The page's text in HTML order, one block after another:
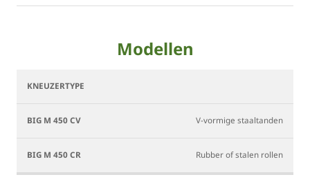
Modellen
BiG
450
V-vormige staaltanden
Rubber of stalen rollen